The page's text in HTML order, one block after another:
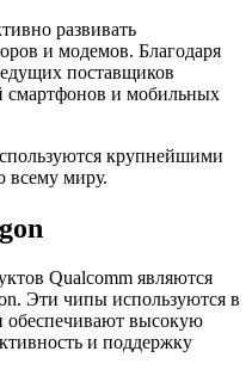
развивать
и модемов. Благодаря
поставщиков
смартфонов и мобильных
крупнейшими
всему миру.
Qualcomm являются
Эти чипы используются в
обеспечивают высокую
и поддержку